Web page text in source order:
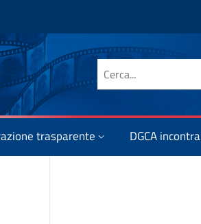
Cerca nel sito
trasparente DGCA incontra